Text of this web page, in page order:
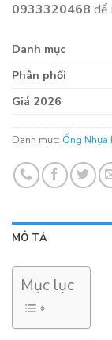
0933320468 để
Danh mục
Phân phối
Giá 2026
Danh mục: Ống Nhựa
MÔ TẢ
Mục lục